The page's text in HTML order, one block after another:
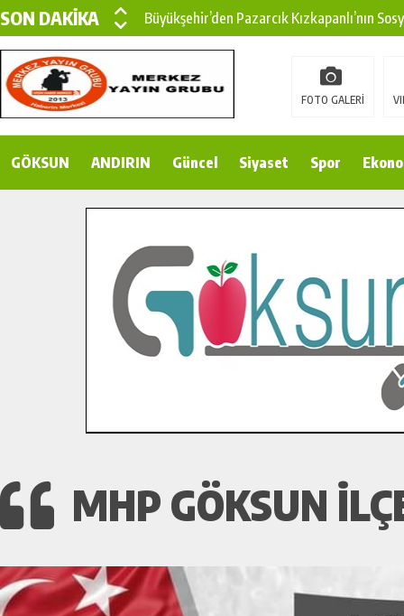
SON DAKİKA
Büyükşehir’den Pazarcık Kızkapanlı’nın
Büyükşehir’den Pazarcık Kırsalına Modern
Çin’den KSÜ’ye Uluslararası Başarı:
Gençler Pusula Maraş Kampında Yeni
İlçe Jandarma Komutanı Karakaya’dan
Bertiz’in Yeni Köprüsünde Sona Doğru.
FOTO GALERİ
GÖKSUN ANDIRIN Güncel Siyaset Spor
MHP GÖKSUN